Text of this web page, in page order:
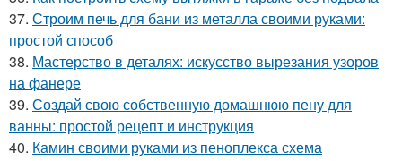
37. Строим печь для бани из металла своими руками:
простой способ
38. Мастерство в деталях: искусство вырезания узоров
на фанере
39. Создай свою собственную домашнюю пену для
ванны: простой рецепт и инструкция
40. Камин своими руками из пеноплекса схема